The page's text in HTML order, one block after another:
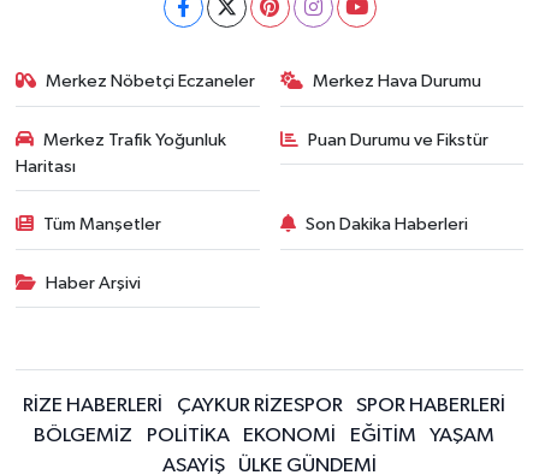
Merkez Nöbetçi Eczaneler Merkez Hava Durumu
Merkez Trafik Yoğunluk
Haritası
Puan Durumu ve Fikstür
Tüm Manşetler Son Dakika Haberleri
Haber Arşivi
RİZE HABERLERİ ÇAYKUR RİZESPOR
SPOR HABERLERİ
BÖLGEMİZ
POLİTİKA EKONOMİ EĞİTİM
YAŞAM
ASAYİŞ
ÜLKE GÜNDEMİ